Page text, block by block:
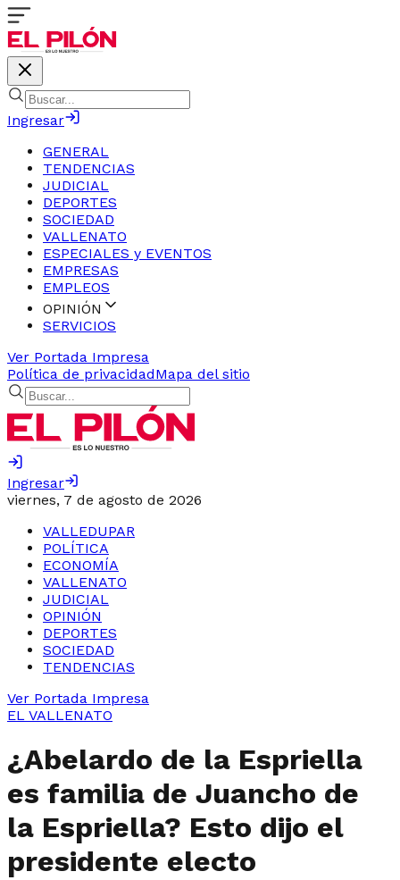
Ingresar
GENERAL
TENDENCIAS
JUDICIAL
DEPORTES
SOCIEDAD
VALLENATO
ESPECIALES y EVENTOS
EMPRESAS
EMPLEOS
OPINIÓN
SERVICIOS
Ver Portada Impresa
Política de privacidadMapa del sitio
Ingresar
viernes, 7 de agosto de 2026
VALLEDUPAR
POLÍTICA
ECONOMÍA
VALLENATO
JUDICIAL
OPINIÓN
DEPORTES
SOCIEDAD
TENDENCIAS
Ver Portada Impresa
EL VALLENATO
¿Abelardo de la Espriella
es familia de Juancho de
la Espriella? Esto dijo el
presidente electo